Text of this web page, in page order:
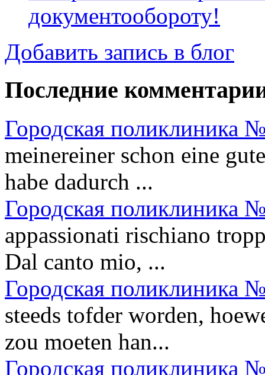
документообороту!
Добавить запись в блог
Последние
Городская поликлиника
meinereiner schon eine
habe dadurch ...
Городская поликлиника
appassionati rischiano
Dal canto mio, ...
Городская поликлиника
steeds tofder worden,
zou moeten han...
Городская поликлиника